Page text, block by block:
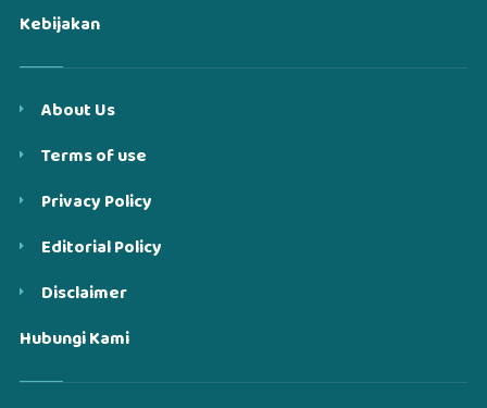
Kebijakan
About Us
Terms of use
Privacy Policy
Editorial Policy
Disclaimer
Hubungi Kami